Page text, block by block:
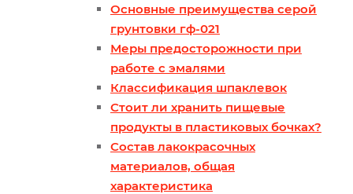
Основные преимущества серой
грунтовки гф-021
Меры предосторожности при
работе с эмалями
Классификация шпаклевок
Стоит ли хранить пищевые
продукты в пластиковых бочках?
Состав лакокрасочных
материалов, общая
характеристика